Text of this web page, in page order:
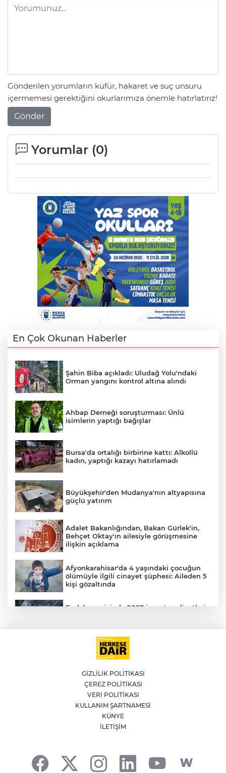
Gönderilen yorumların küfür, hakaret ve suç unsuru
içermemesi gerektiğini okurlarımıza önemle hatırlatırız!
Gönder
Yorumlar (0)
En Çok Okunan Haberler
Şahin Biba açıkladı: Uludağ Yolu'ndaki
Orman yangını kontrol altına alındı
Ahbap Derneği soruşturması: Ünlü
isimlerin yaptığı bağışlar
Bursa'da ortalığı birbirine kattı: Alkollü
kadın, yaptığı kazayı hatırlamadı
Büyükşehir'den Mudanya'nın altyapısına
güçlü yatırım
Adalet Bakanlığından, Bakan Gürlek'in,
Behçet Oktay'ın ailesiyle görüşmesine
ilişkin açıklama
Afyonkarahisar'da 4 yaşındaki çocuğun
ölümüyle ilgili cinayet şüphesi: Aileden 5
kişi gözaltında
Emlak vergisinde 2027 inşaat maliyetleri
YILDIRIM’DA ÇOCUKLAR SPORLA
BÜYÜYOR
Bursa'da İznik Gölü'ne düşen bir kişi
hayatını kaybetti
İstanbul'da suç örgütüne operasyon: 12
GİZLİLİK POLİTİKASI
ÇEREZ POLİTİKASI
VERİ POLİTİKASI
KULLANIM ŞARTNAMESİ
KÜNYE
İLETİŞİM